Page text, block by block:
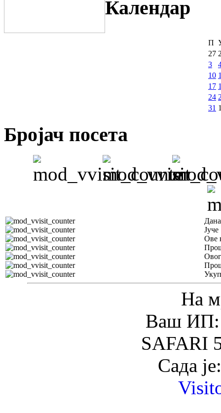
Календар
П
27
3
10
17
24
31
Бројач посета
Јуче
Ове
На
Ваш ИП:
SAFARI
Сада